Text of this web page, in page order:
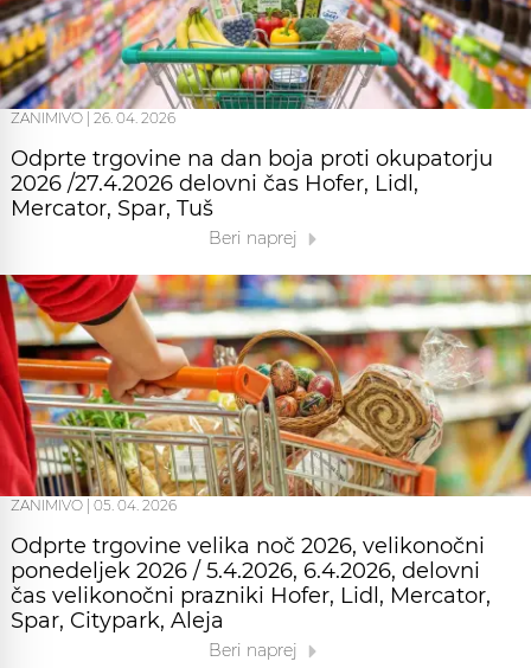
ZANIMIVO | 26. 04. 2026
Odprte trgovine na dan boja proti okupatorju
2026 /27.4.2026 delovni čas Hofer, Lidl,
Mercator, Spar, Tuš
Beri naprej
ZANIMIVO 05. 04. 2026
Odprte trgovine velika noč 2026, velikonočni
ponedeljek 2026 / 5.4.2026, 6.4.2026, delovni
čas velikonočni prazniki Hofer, Lidl, Mercator,
Spar, Citypark, Aleja
Beri naprej